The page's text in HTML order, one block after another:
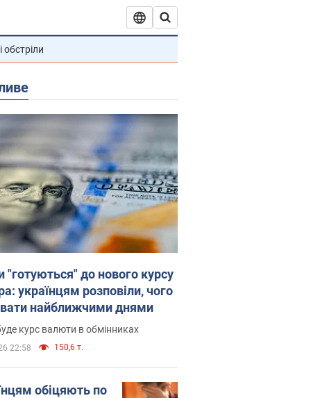
обстріли
"готуються" до нового курсу
українцям розповіли, чого
найближчими днями
курс валюти в обмінниках
22:58 150,6 т.
обіцяють по